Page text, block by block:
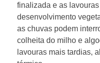
finalizada e as
desenvolvimento
as chuvas podem
colheita do milho e
lavouras mais tardias,